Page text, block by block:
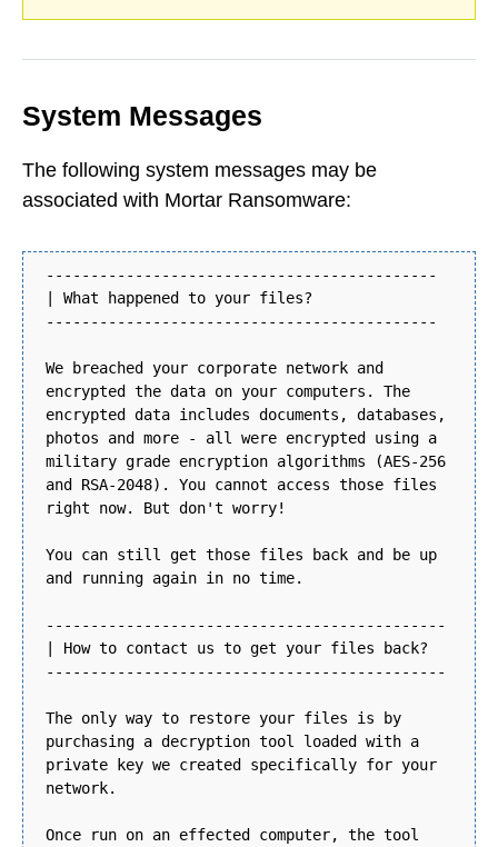
System Messages
The following system messages may be
associated with Mortar Ransomware:
--------------------------------------------
| What happened to your files?
--------------------------------------------
We breached your corporate network and
encrypted the data on your computers. The
encrypted data includes documents, databases,
photos and more - all were encrypted using a
military grade encryption algorithms (AES-256
and RSA-2048). You cannot access those files
right now. But don't worry!
You can still get those files back and be up
and running again in no time.
---------------------------------------------
| How to contact us to get your files back?
---------------------------------------------
The only way to restore your files is by
purchasing a decryption tool loaded with a
private key we created specifically for your
network.
Once run on an effected computer, the tool